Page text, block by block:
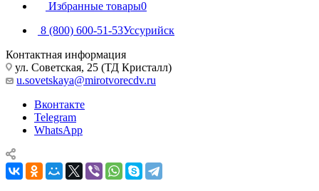
Избранные товары0
8 (800) 600-51-53Уссурийск
Контактная информация
ул. Советская, 25 (ТД Кристалл)
u.sovetskaya@mirotvorecdv.ru
Вконтакте
Telegram
WhatsApp